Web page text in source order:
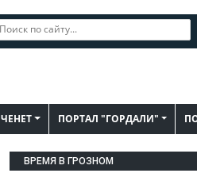
ЧЕНЕТ ПОРТАЛ "ГОРДАЛИ"
ВРЕМЯ В ГРОЗНОМ